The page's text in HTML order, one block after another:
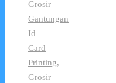
Grosir
Gantungan
Id
Card
Printing,
Grosir